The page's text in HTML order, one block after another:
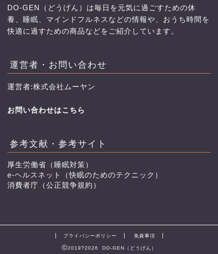
DO-GEN（どうげん）は毎日を元気に過ごすための休
養、睡眠、マインドフルネスなどの情報や、おうち時間を
快適に過すための商品などをご紹介しています。
運営者・お問い合わせ
運営者:株式会社ムーヤン
お問い合わせはこちら
参考文献・参考サイト
厚生労働省（睡眠対策）
e-ヘルスネット（快眠のためのテクニック）
消費者庁（公正競争規約）
プライバシーポリシー 免責事項
2019?2026 DO-GEN（どうげん）